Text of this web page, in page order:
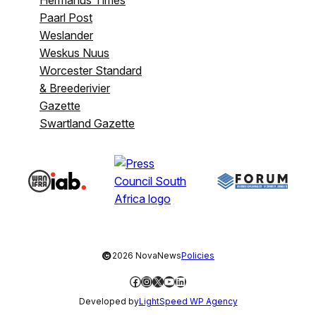
Paarl Post
Weslander
Weskus Nuus
Worcester Standard
& Breederivier
Gazette
Swartland Gazette
©2026 NovaNewsPolicies
Facebook
Instagram
X YouTube
LinkedIn
Developed byLightSpeed WP Agency